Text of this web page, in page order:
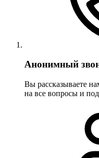
Анонимный
Вы рассказываете
на все вопросы и